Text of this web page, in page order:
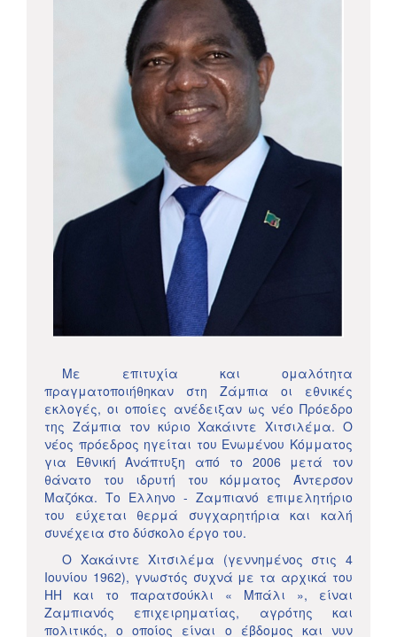
Με επιτυχία και ομαλότητα
πραγματοποιήθηκαν στη Ζάμπια οι εθνικές
εκλογές, οι οποίες ανέδειξαν ως νέο Πρόεδρο
της Ζάμπια τον κύριο Χακάιντε Χιτσιλέμα. Ο
νέος πρόεδρος ηγείται του Ενωμένου Κόμματος
για Εθνική Ανάπτυξη από το 2006 μετά τον
θάνατο του ιδρυτή του κόμματος Άντερσον
Μαζόκα. Το Ελληνο - Ζαμπιανό επιμελητήριο
του εύχεται θερμά συγχαρητήρια και καλή
συνέχεια στο δύσκολο έργο του.
Ο Χακάιντε Χιτσιλέμα (γεννημένος στις 4
Ιουνίου 1962), γνωστός συχνά με τα αρχικά του
HH και το παρατσούκλι « Μπάλι », είναι
Ζαμπιανός επιχειρηματίας, αγρότης και
πολιτικός, ο οποίος είναι ο έβδομος και νυν